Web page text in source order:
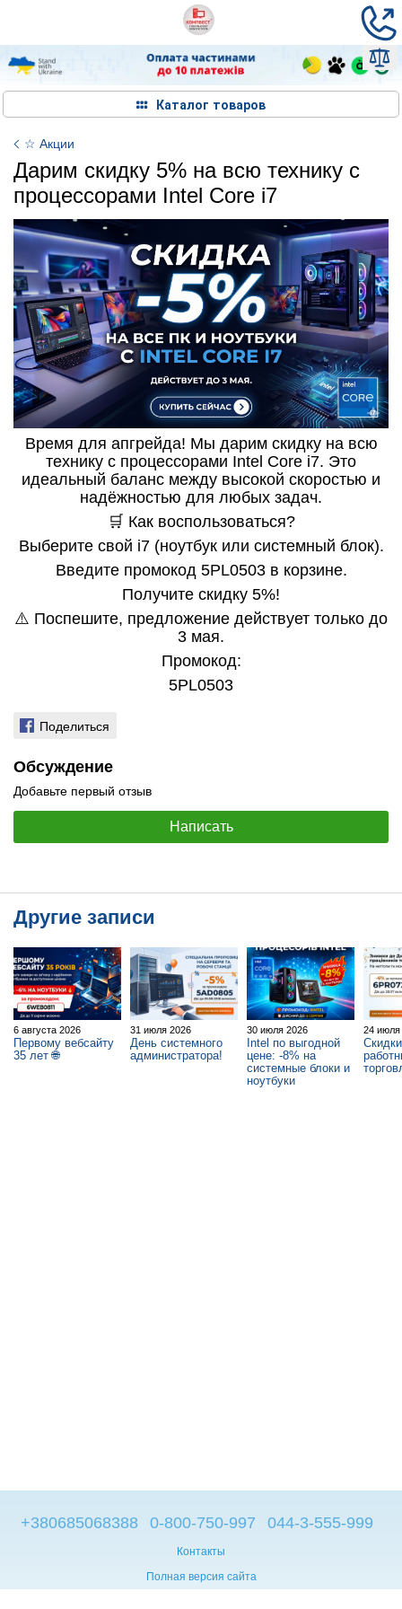
Каталог товаров
☆ Акции
Дарим скидку 5% на всю технику с
процессорами Intel Core i7
Время для апгрейда! Мы дарим скидку на всю
технику с процессорами Intel Core i7. Это
идеальный баланс между высокой скоростью и
надёжностью для любых задач.
🛒 Как воспользоваться?
Выберите свой i7 (ноутбук или системный блок).
Введите промокод 5PL0503 в корзине.
Получите скидку 5%!
⚠️ Поспешите, предложение действует только до
3 мая.
Промокод:
5PL0503
Поделиться
Обсуждение
Добавьте первый отзыв
Написать
Другие записи
6 августа 2026
Первому вебсайту
35 лет 🌐
31 июля 2026
День системного
администратора!
30 июля 2026
Intel по выгодной
цене: -8% на
системные блоки и
ноутбуки
24 июля
+380685068388 0-800-750-997 044-3-555-999
Контакты
Полная версия сайта